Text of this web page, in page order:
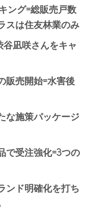
ング=総販売戸数
スは住友林業のみ
凪咲さんをキャ
販売開始=水害後
な施策パッケージ
で受注強化=3つの
ンド明確化を打ち